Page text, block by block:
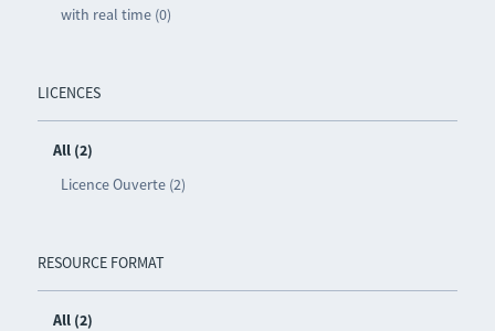
with real time (0)
LICENCES
All (2)
Licence Ouverte (2)
RESOURCE FORMAT
All (2)